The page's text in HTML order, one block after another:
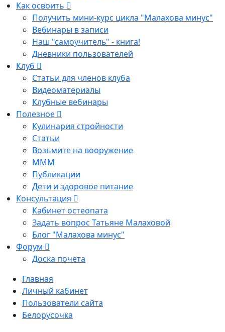
Как освоить
Получить мини-курс цикла "Малахова минус"
Вебинары в записи
Наш "самоучитель" - книга!
Дневники пользователей
Клуб
Статьи для членов клуба
Видеоматериалы
Клубные вебинары
Полезное
Кулинария стройности
Статьи
Возьмите на вооружение
МММ
Публикации
Дети и здоровое питание
Консультация
Кабинет остеопата
Задать вопрос Татьяне Малаховой
Блог "Малахова минус"
Форум
Доска почета
Главная
Личный кабинет
Пользователи сайта
Белорусочка